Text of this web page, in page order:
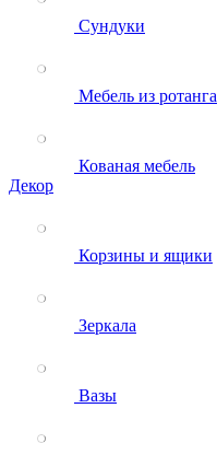
Сундуки
Мебель из ротанга
Кованая мебель
Декор
Корзины и ящики
Зеркала
Вазы